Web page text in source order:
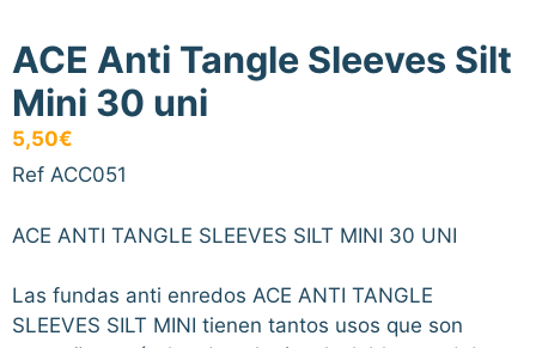
ACE Anti Tangle Sleeves Silt
Mini 30 uni
5,50€
Ref ACC051
ACE ANTI TANGLE SLEEVES SILT MINI 30 UNI
Las fundas anti enredos ACE ANTI TANGLE
SLEEVES SILT MINI tienen tantos usos que son